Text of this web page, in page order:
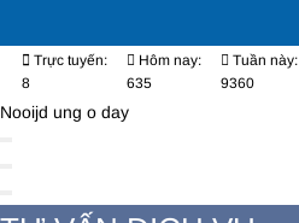
Trực tuyến:
8
Hôm nay:
635
Tuần này:
9360
Nooijd ung o day